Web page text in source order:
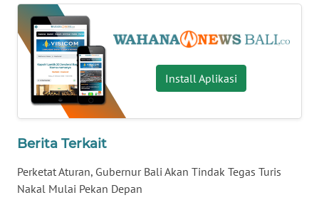
Install Aplikasi
Berita Terkait
Perketat Aturan, Gubernur Bali Akan Tindak Tegas Turis
Nakal Mulai Pekan Depan
WN
JATIM
BALI
KALBAR
WN
KALTENG